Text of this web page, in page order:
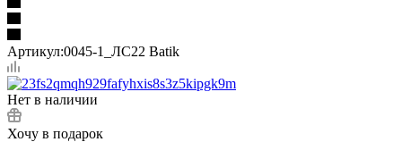
Артикул:0045-1_ЛС22 Batik
Нет в наличии
Хочу в подарок